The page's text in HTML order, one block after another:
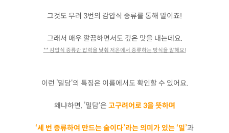
그것도 무려 3번의 감압식 증류를 통해 말이죠!
그래서 매우 깔끔하면서도 깊은 맛을 내는데요.
** 감압식 증류란 압력을 낮춰 저온에서 증류하는 방식을 말해요!
이런 ’밀담‘의 특징은 이름에서도 확인할 수 있어요.
왜냐하면, ’밀담‘은 고구려어로 3을 뜻하며
‘세 번 증류하여 만드는 술이다’라는 의미가 있는 ‘밀’과